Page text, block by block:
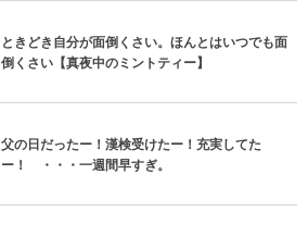
ときどき自分が面倒くさい。ほんとはいつでも面
倒くさい【真夜中のミントティー】
父の日だったー！漢検受けたー！充実してた
ー！ ・・・一週間早すぎ。